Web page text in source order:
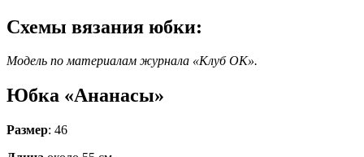
Схемы вязания юбки:
Модель по материалам журнала «Клуб ОК».
Юбка «Ананасы»
Размер: 46